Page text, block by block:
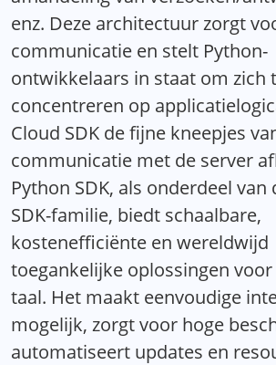
enz. Deze architectuur zorgt
communicatie en stelt Python-
ontwikkelaars in staat om zich
concentreren op
Cloud SDK de fijne kneepjes
communicatie met de server
Python SDK, als onderdeel van
SDK-familie, biedt schaalbare,
kostenefficiënte en wereldwijd
toegankelijke oplossingen
taal. Het maakt eenvoudige
mogelijk, zorgt voor hoge
automatiseert updates en